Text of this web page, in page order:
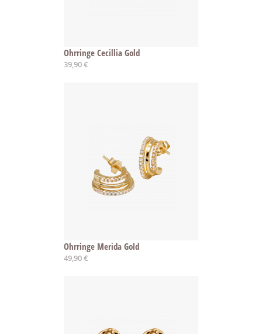
Ohrringe Cecillia Gold
39,90 €
Ohrringe Merida Gold
49,90 €